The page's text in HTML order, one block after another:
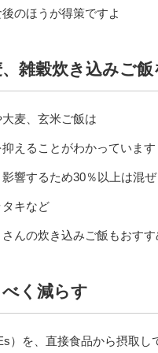
のほうが得策ですよ
雑穀炊き込みご飯
麦、玄米ご飯は
えることがわかっています
響するため30％以上は混ぜ
キなど
んの炊き込みご飯もおすす
く減らす
）を、直接食品から摂取し